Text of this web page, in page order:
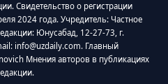
Свидетельство о регистрации
2024 года. Учредитель: Частное
Юнусабад, 12-27-73, г.
info@uzdaily.com. Главный
Мнения авторов в публикациях